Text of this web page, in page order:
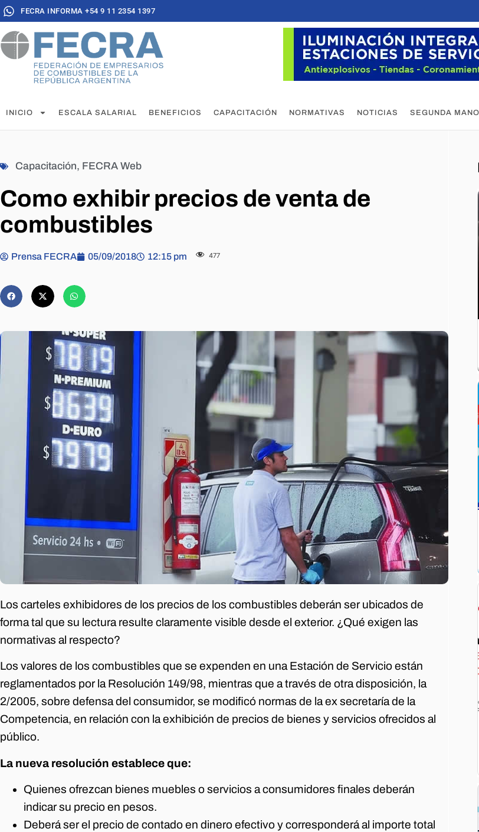
FECRA INFORMA +54 9 11 2354 1397
INICIO ESCALA SALARIAL BENEFICIOS CAPACITACIÓN NORMATIVAS NOTICIAS SEGUNDA MANO
Capacitación, FECRA Web
Como exhibir precios de venta de
combustibles
Prensa FECRA 05/09/2018 12:15 pm 477
Los carteles exhibidores de los precios de los combustibles deberán ser ubicados de
forma tal que su lectura resulte claramente visible desde el exterior. ¿Qué exigen las
normativas al respecto?
Los valores de los combustibles que se expenden en una Estación de Servicio están
reglamentados por la Resolución 149/98, mientras que a través de otra disposición, la
2/2005, sobre defensa del consumidor, se modificó normas de la ex secretaría de la
Competencia, en relación con la exhibición de precios de bienes y servicios ofrecidos al
público.
La nueva resolución establece que:
Quienes ofrezcan bienes muebles o servicios a consumidores finales deberán
indicar su precio en pesos.
Deberá ser el precio de contado en dinero efectivo y corresponderá al importe total